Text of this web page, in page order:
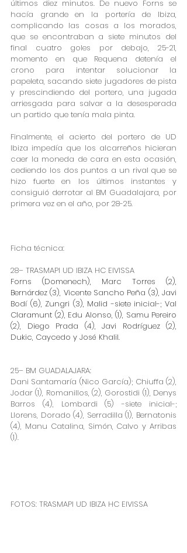
últimos diez minutos. De nuevo Forns se
hacía grande en la portería de Ibiza,
complicando las cosas a los morados,
que se encontraban a siete minutos del
final cuatro goles por debajo, 25-21,
momento en que Requena detenía el
crono para intentar solucionar la
papeleta, sacando siete jugadores de pista
y prescindiendo del portero, una jugada
arriesgada para salvar a la desesperada
un partido que tenía mala pinta.
Finalmente, el acierto del portero de UD
Ibiza impedía que los alcarreños hicieran
caer la moneda de cara en esta ocasión,
cediendo los dos puntos a un rival que se
hizo fuerte en los últimos instantes y
consiguió derrotar al BM Guadalajara, por
primera vez en el año, por 28-25.
Ficha técnica:
28– TRASMAPI UD IBIZA HC EIVISSA
Forns (Domenech), Marc Torres (2),
Bernárdez (3), Vicente Sancho Peña (3), Javi
Bodí (6), Zungri (3), Malid -siete inicial-; Val
Claramunt (2), Edu Alonso, (1), Samu Pereiro
(2), Diego Prada (4), Javi Rodríguez (2),
Dukic, Caycedo y José Khalil.
25– BM GUADALAJARA:
Dani Santamaría (Nico García); Chiuffa (2),
Jodar (1), Romanillos, (2), Gorostidi (1), Denys
Barros (4), Lombardi (5) -siete inicial-;
Llorens, Dorado (4), Serradilla (1), Bernatonis
(4), Manu Catalina, Simón, Calvo y Arribas
(1).
FOTOS: TRASMAPI UD IBIZA HC EIVISSA